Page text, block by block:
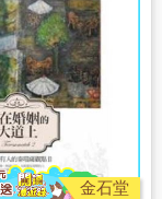
金石堂